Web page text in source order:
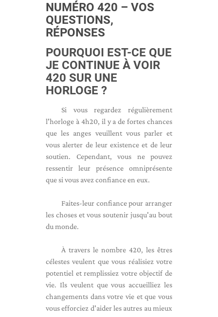
NUMÉRO 420 – VOS
QUESTIONS,
RÉPONSES
POURQUOI EST-CE QUE
JE CONTINUE À VOIR
420 SUR UNE
HORLOGE ?
Si vous regardez régulièrement
l'horloge à 4h20, il y a de fortes chances
que les anges veuillent vous parler et
vous alerter de leur existence et de leur
soutien. Cependant, vous ne pouvez
ressentir leur présence omniprésente
que si vous avez confiance en eux.
Faites-leur confiance pour arranger
les choses et vous soutenir jusqu'au bout
du monde.
À travers le nombre 420, les êtres
célestes veulent que vous réalisiez votre
potentiel et remplissiez votre objectif de
vie. Ils veulent que vous accueilliez les
changements dans votre vie et que vous
vous efforciez d'aider les autres au mieux